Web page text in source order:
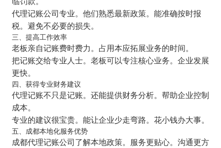
代理记账公司专业。他们熟悉最新政策。能准确按时报
税。避免不必要的损失。
三、提高工作效率
老板亲自记账费时费力。占用本应拓展业务的时间。
把记账交给专业人士。老板可以专注核心业务。企业发展
更快。
四、获得专业财务建议
代理记账不只是记账。还能提供财务分析。帮助企业控制
成本。
专业的建议很宝贵。能让企业少走弯路。花小钱办大事。
五、成都本地化服务优势
成都代理记账公司了解本地政策。服务更贴心。沟通更方